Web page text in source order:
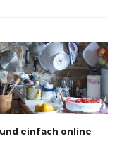
einfach online